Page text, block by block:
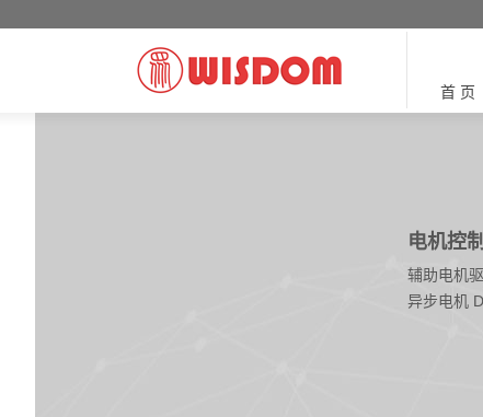
首 页
电机控
辅助电机
异步电机